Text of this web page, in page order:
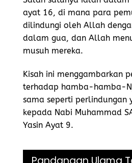
ayat 16, di mana para
dilindungi oleh Allah
dalam gua, dan Allah
musuh mereka.
Kisah ini menggambarkan
terhadap hamba-hamba-
sama seperti perlindungan
kepada Nabi Muhammad
Yasin Ayat 9.